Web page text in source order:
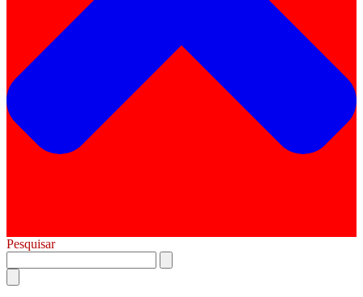
Pesquisar